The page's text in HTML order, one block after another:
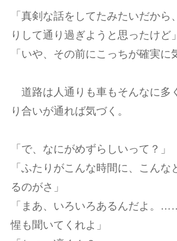
「真剣な話をしてたみたいだから
りして通り過ぎようと思ったけど」
「いや、その前にこっちが確実に
道路は人通りも車もそんなに多
り合いが通れば気づく。
「で、なにがめずらしいって？」
「ふたりがこんな時間に、こんな
るのがさ」
「まあ、いろいろあるんだよ。
惺も聞いてくれよ」